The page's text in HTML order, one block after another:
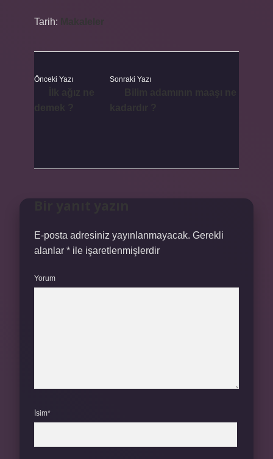
Tarih:
Önceki Yazı Sonraki Yazı
E-posta adresiniz yayınlanmayacak. Gerekli
alanlar * ile işaretlenmişlerdir
Yorum
İsim*